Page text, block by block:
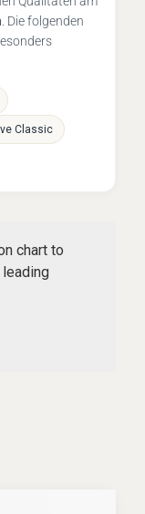
. Die folgenden
Classic
chart to